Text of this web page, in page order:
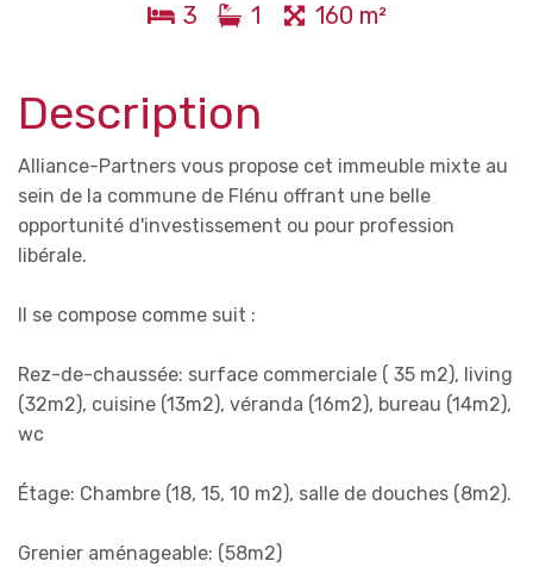
3 1 160 m²
Description
Alliance-Partners vous propose cet immeuble mixte au
sein de la commune de Flénu offrant une belle
opportunité d'investissement ou pour profession
libérale.
Il se compose comme suit :
Rez-de-chaussée: surface commerciale ( 35 m2), living
(32m2), cuisine (13m2), véranda (16m2), bureau (14m2),
wc
Étage: Chambre (18, 15, 10 m2), salle de douches (8m2).
Grenier aménageable: (58m2)